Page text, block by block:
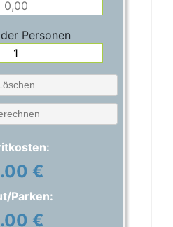
Personen
€
Parken:
€